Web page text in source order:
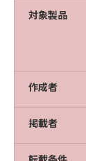
権限
「許
憶
キヤ
対象製品
作成者
掲載者